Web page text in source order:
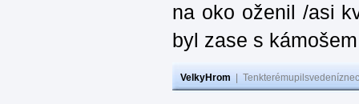
na oko oženil /asi
byl zase s
VelkyHrom